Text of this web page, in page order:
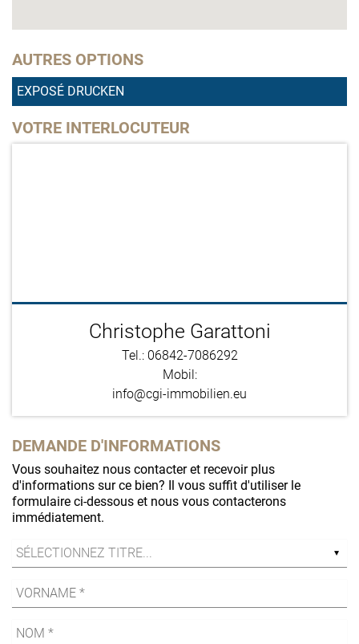
AUTRES OPTIONS
EXPOSÉ DRUCKEN
VOTRE INTERLOCUTEUR
Christophe Garattoni
Tel.: 06842-7086292
Mobil:
info@cgi-immobilien.eu
DEMANDE D'INFORMATIONS
Vous souhaitez nous contacter et recevoir plus
d'informations sur ce bien? Il vous suffit d'utiliser le
formulaire ci-dessous et nous vous contacterons
immédiatement.